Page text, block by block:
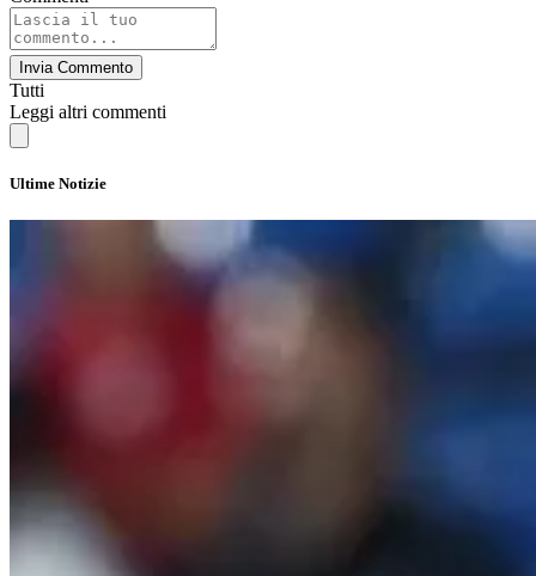
Invia Commento
Tutti
Leggi altri commenti
Ultime Notizie